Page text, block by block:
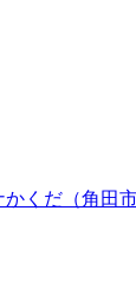
くだ（角田